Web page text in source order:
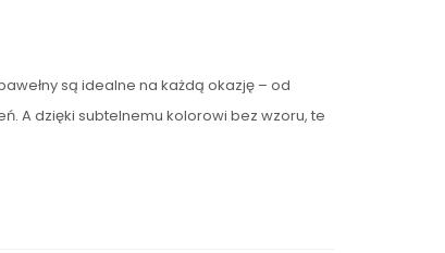
są idealne na każdą okazję – od
A dzięki subtelnemu kolorowi bez wzoru, te